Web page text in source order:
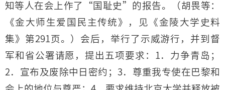
知等人在会上作了“国耻史”的报告。（胡畏等：
《金大师生爱国民主传统》，见《金陵大学史料
集》第291页。）会后，举行了示威游行，并到督
军和省公署请愿，提出五项要求：1．力争青岛；
2．宣布及废除中日密约；3．尊重我专使在巴黎和